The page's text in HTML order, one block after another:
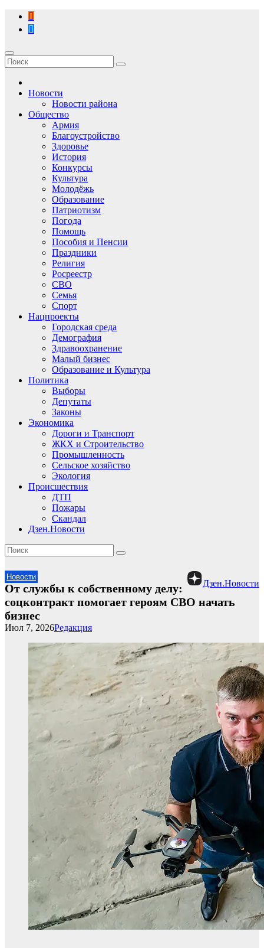
Перейти
содержимому
Новости
Новости района
Общество
Армия
Благоустройство
Здоровье
История
Конкурсы
Культура
Молодёжь
Образование
Патриотизм
Погода
Помощь
Пособия и Пенсии
Праздники
Религия
Росреестр
СВО
Семья
Спорт
Нацпроекты
Городская среда
Демография
Здравоохранение
Малый бизнес
Образование и Культура
Политика
Выборы
Депутаты
Законы
Экономика
Дороги и Транспорт
ЖКХ и Строительство
Промышленность
Сельское хозяйство
Экология
Происшествия
ДТП
Пожары
Скандал
Дзен.Новости
Новости
Дзен.Новости
От службы к собственному делу:
соцконтракт помогает героям СВО начать
бизнес
Редакция
Июл 7, 2026